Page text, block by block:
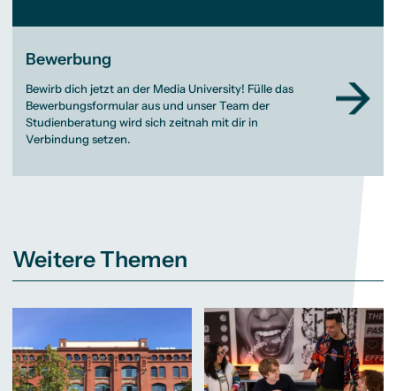
Bewerbung
Bewirb dich jetzt an der Media University! Fülle das
Bewerbungsformular aus und unser Team der
Studienberatung wird sich zeitnah mit dir in
Verbindung setzen.
Weitere Themen